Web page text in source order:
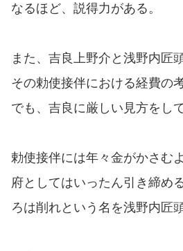
なるほど、説得力がある。
また、吉良上野介と浅野内匠
その勅使接伴における経費の
でも、吉良に厳しい見方をし
勅使接伴には年々金がかさむ
府としてはいったん引き締め
ろは削れという名を浅野内匠